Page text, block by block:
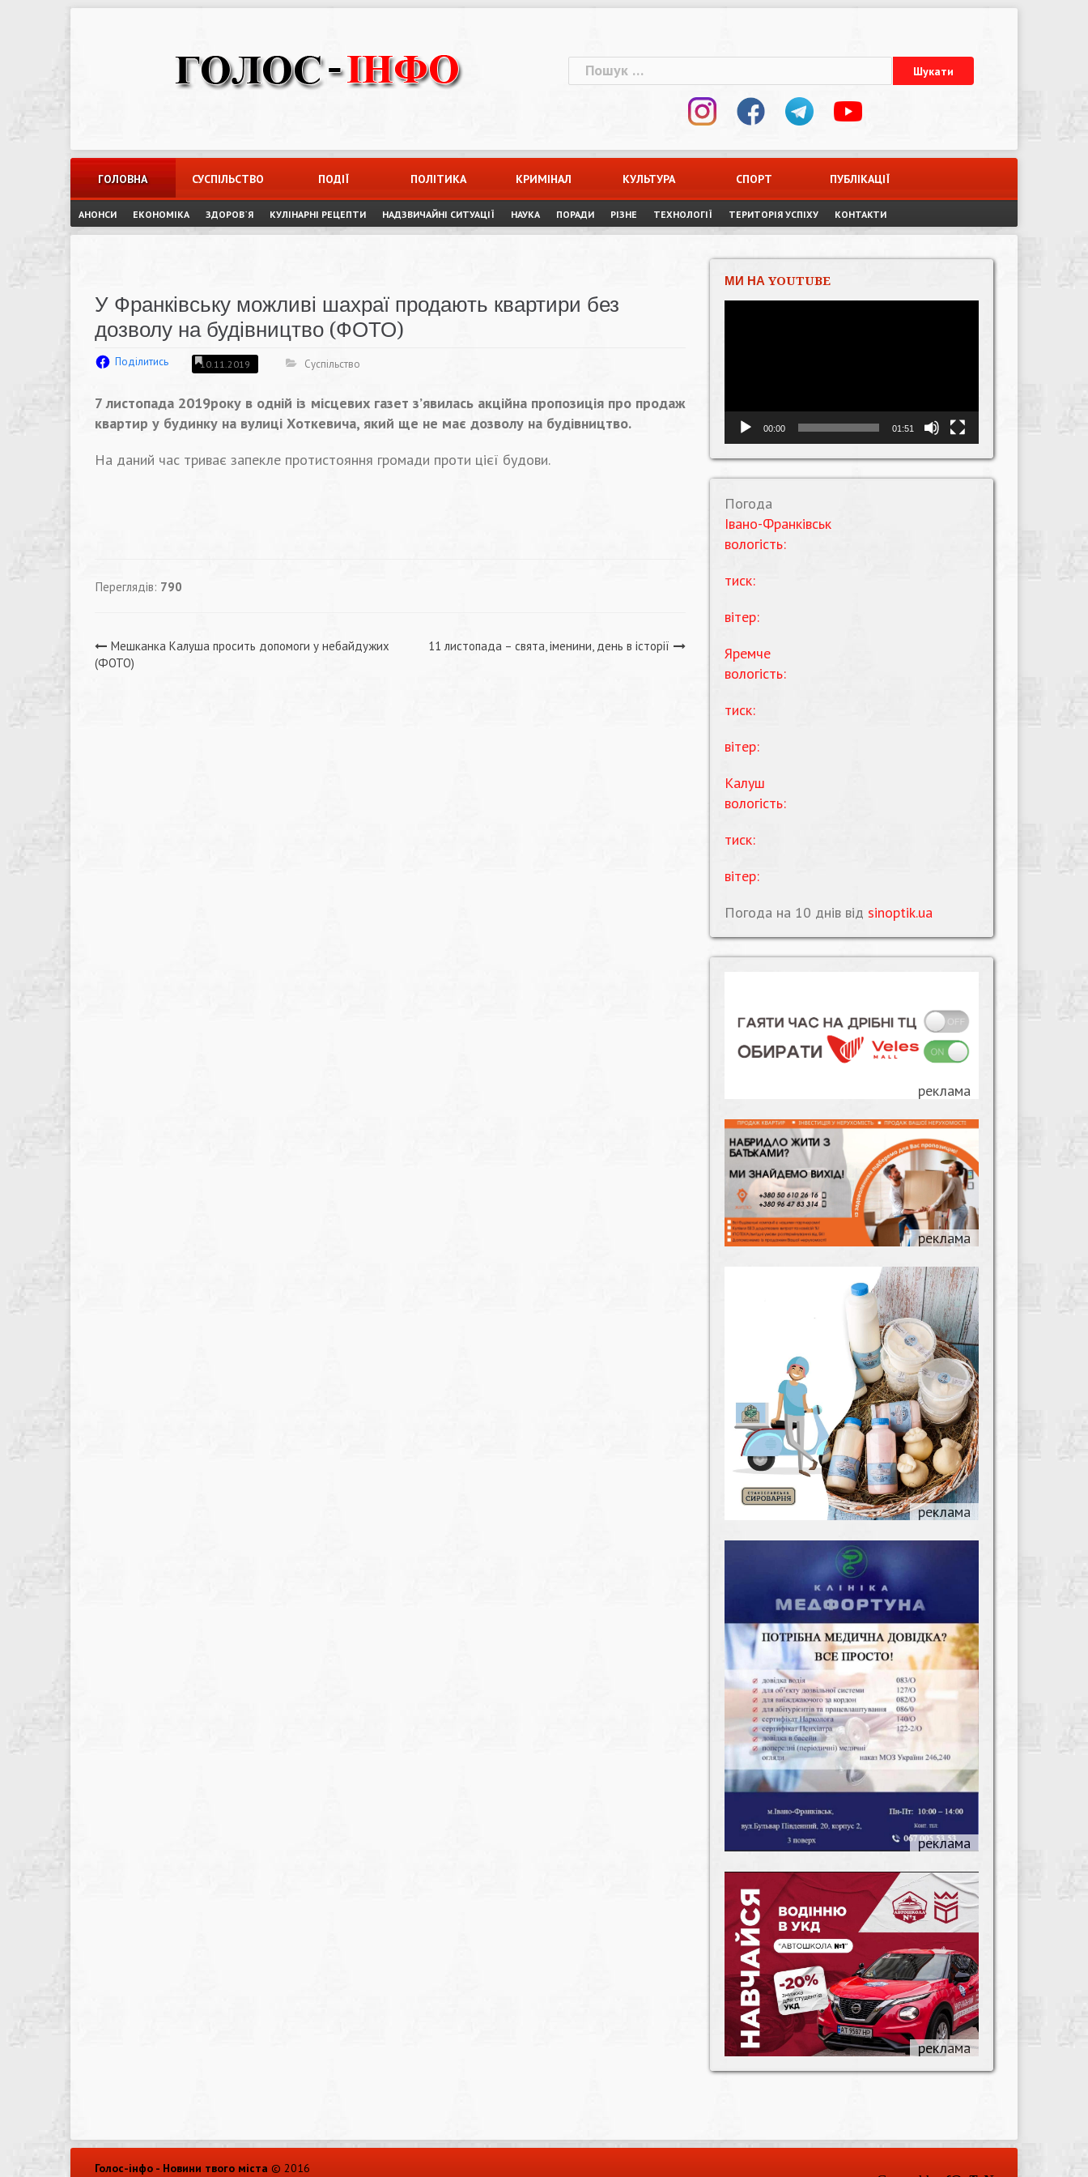
Пошук:
ГОЛОВНА СУСПІЛЬСТВО ПОДІЇ ПОЛІТИКА КРИМІНАЛ КУЛЬТУРА СПОРТ ПУБЛІКАЦІЇ
АНОНСИ ЕКОНОМІКА ЗДОРОВ`Я КУЛІНАРНІ РЕЦЕПТИ НАДЗВИЧАЙНІ СИТУАЦІЇ НАУКА ПОРАДИ РІЗНЕ ТЕХНОЛОГІЇ ТЕРИТОРІЯ УСПІХУ КОНТАКТИ
У Франківську можливі шахраї продають квартири без
дозволу на будівництво (ФОТО)
Поділитись 10.11.2019 Суспільство
7 листопада 2019року в одній із місцевих газет з’явилась акційна пропозиція про продаж
квартир у будинку на вулиці Хоткевича, який ще не має дозволу на будівництво.
На даний час триває запекле протистояння громади проти цієї будови.
Переглядів: 790
Навігація
Мешканка Калуша просить допомоги у небайдужих
(ФОТО)
11 листопада – свята, іменини, день в історії
МИ НА YOUTUBE
00:00 01:51
Погода
Івано-Франківськ
вологість:
тиск:
вітер:
Яремче
вологість:
тиск:
вітер:
Калуш
вологість:
тиск:
вітер:
Погода на 10 днів від sinoptik.ua
Голос-інфо - Новини твого міста © 2016